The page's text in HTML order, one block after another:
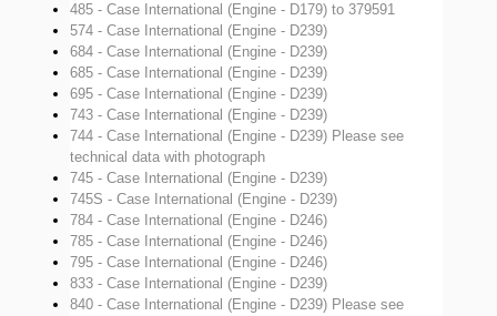
485 - Case International (Engine - D179) to 379591
574 - Case International (Engine - D239)
684 - Case International (Engine - D239)
685 - Case International (Engine - D239)
695 - Case International (Engine - D239)
743 - Case International (Engine - D239)
744 - Case International (Engine - D239) Please see
technical data with photograph
745 - Case International (Engine - D239)
745S - Case International (Engine - D239)
784 - Case International (Engine - D246)
785 - Case International (Engine - D246)
795 - Case International (Engine - D246)
833 - Case International (Engine - D239)
840 - Case International (Engine - D239) Please see